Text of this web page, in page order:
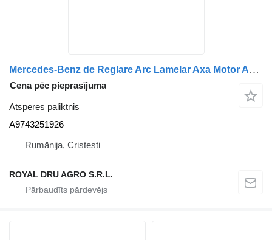
Mercedes-Benz de Reglare Arc Lamelar Axa Motor A9743251926 atsperes paliktnis paredzēts Mercedes-Benz kravas automašīnas
Cena pēc pieprasījuma
Atsperes paliktnis
A9743251926
Rumānija, Cristesti
ROYAL DRU AGRO S.R.L.